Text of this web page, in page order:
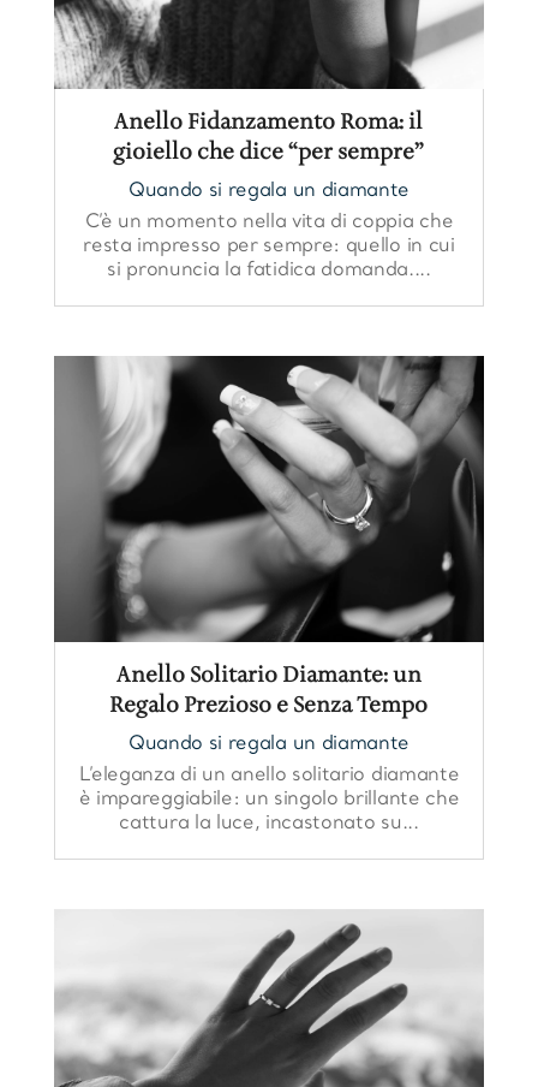
Anello Fidanzamento Roma: il
gioiello che dice “per sempre”
Quando si regala un diamante
C’è un momento nella vita di coppia che
resta impresso per sempre: quello in cui
si pronuncia la fatidica domanda....
Anello Solitario Diamante: un
Regalo Prezioso e Senza Tempo
Quando si regala un diamante
L’eleganza di un anello solitario diamante
è impareggiabile: un singolo brillante che
cattura la luce, incastonato su...